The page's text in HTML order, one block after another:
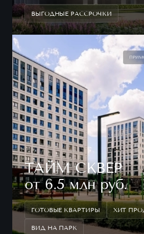
ВЫГОДНЫЕ РАССРОЧКИ
ТАЙМ СКВЕР
от 6.5 млн руб.
ГОТОВЫЕ КВАРТИРЫ ХИТ
ВИД НА ПАРК